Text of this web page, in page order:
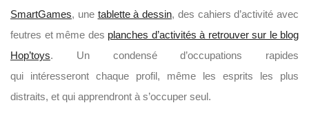
SmartGames, une tablette à dessin, des cahiers d’activité avec
feutres et même des planches d’activités à retrouver sur le blog
Hop’toys. Un condensé d’occupations rapides
qui intéresseront chaque profil, même les esprits les plus
distraits, et qui apprendront à s’occuper seul.